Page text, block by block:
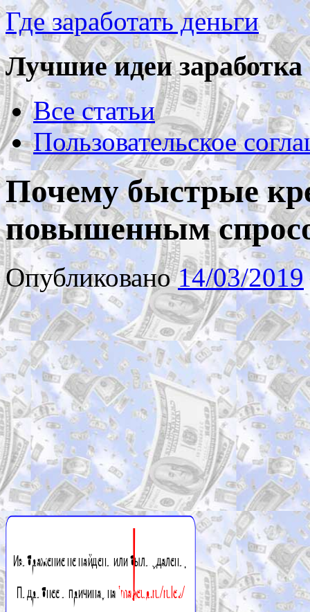
Где заработать деньги
Лучшие идеи заработка
Все статьи
Пользовательское
Почему быстрые
повышенным
Опубликовано14/03/2019